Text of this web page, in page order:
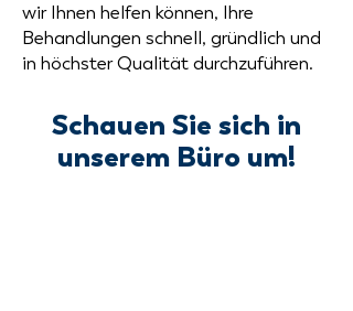
wir Ihnen helfen können, Ihre
Behandlungen schnell, gründlich und
in höchster Qualität durchzuführen.
Schauen Sie sich in
unserem Büro um!